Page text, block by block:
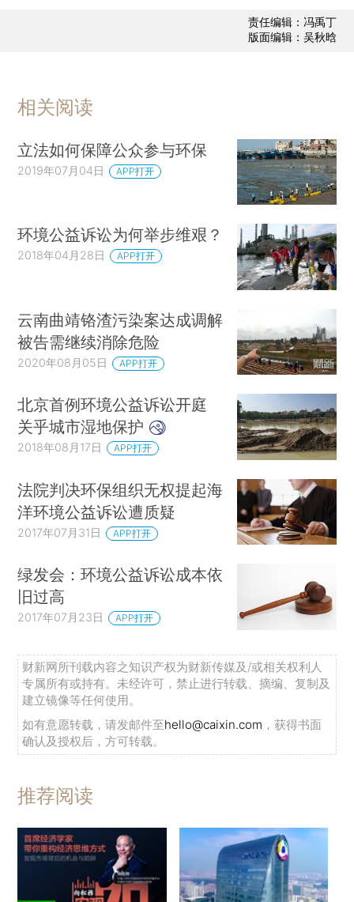
责任编辑：冯禹丁
版面编辑：吴秋晗
相关阅读
立法如何保障公众参与环保
2019年07月04日 APP打开
环境公益诉讼为何举步维艰？
2018年04月28日 APP打开
云南曲靖铬渣污染案达成调解
被告需继续消除危险
2020年08月05日 APP打开
北京首例环境公益诉讼开庭
关乎城市湿地保护
2018年08月17日 APP打开
法院判决环保组织无权提起海
洋环境公益诉讼遭质疑
2017年07月31日 APP打开
绿发会：环境公益诉讼成本依
旧过高
2017年07月23日 APP打开
财新网所刊载内容之知识产权为财新传媒及/或相关权利人
专属所有或持有。未经许可，禁止进行转载、摘编、复制及
建立镜像等任何使用。
如有意愿转载，请发邮件至hello@caixin.com ，获得书面
确认及授权后，方可转载。
推荐阅读